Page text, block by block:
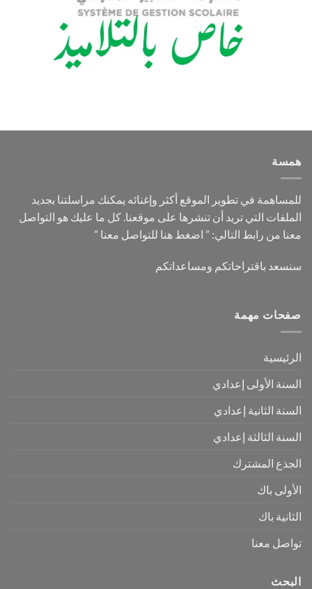
همسة
للمساهمة في تطوير الموقع أكثر وإغنائه يمكنك مراسلتنا بجديد
الملفات التي تريد أن تنشرها على موقعنا. كل ما عليك هو التواصل
معنا من رابط التالي: ” اضغط هنا للتواصل معنا ”
سنسعد باقتراحاتكم ومساعداتكم
صفحات مهمة
الرئيسية
السنة الأولى إعدادي
السنة الثانية إعدادي
السنة الثالثة إعدادي
الجذع المشترك
الأولى باك
الثانية باك
تواصل معنا
البحث